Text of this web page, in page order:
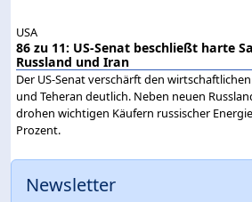
USA
86 zu 11: US-Senat beschließt harte
Russland und Iran
Der US-Senat verschärft den
und Teheran deutlich. Neben neuen
drohen wichtigen Käufern russischer
Prozent.
Newsletter